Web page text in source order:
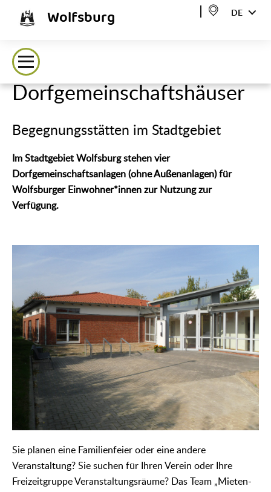
Wolfsburg DE
Dorfgemeinschaftshäuser
Begegnungsstätten im Stadtgebiet
Im Stadtgebiet Wolfsburg stehen vier
Dorfgemeinschaftsanlagen (ohne Außenanlagen) für
Wolfsburger Einwohner*innen zur Nutzung zur
Verfügung.
Sie planen eine Familienfeier oder eine andere
Veranstaltung? Sie suchen für Ihren Verein oder Ihre
Freizeitgruppe Veranstaltungsräume? Das Team „Mieten-